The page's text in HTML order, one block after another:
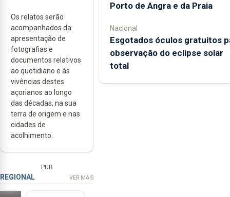
Os relatos serão
acompanhados da
apresentação de
fotografias e
documentos relativos
ao quotidiano e às
vivências destes
açorianos ao longo
das décadas, na sua
terra de origem e nas
cidades de
acolhimento.
PUB
REGIONAL VER MAIS
Porto de Angra e da Praia
Nacional
Esgotados óculos gratuitos
observação do eclipse solar
total